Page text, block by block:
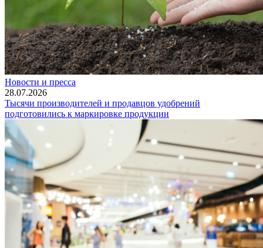
Новости и пресса
28.07.2026
Тысячи производителей и продавцов удобрений
подготовились к маркировке продукции